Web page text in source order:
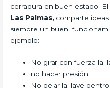
cerradura en buen estado. El
Las Palmas, comparte
siempre un buen
ejemplo:
No girar con fuerza la
no hacer presión
No dejar la llave